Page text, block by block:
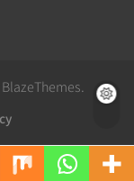
BlazeThemes